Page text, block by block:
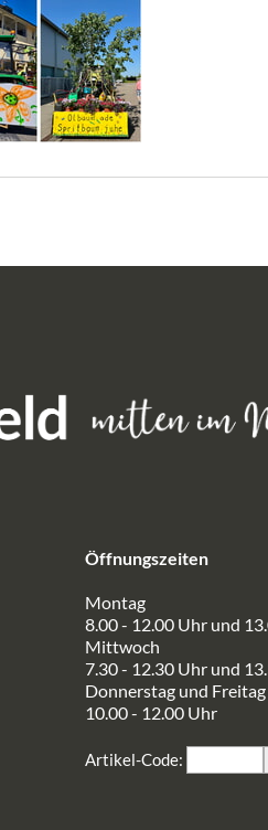
Öffnungszeiten
Montag
8.00 - 12.00 Uhr und
Mittwoch
7.30 - 12.30 Uhr und
Donnerstag und Freitag
10.00 - 12.00 Uhr
Artikel-Code: